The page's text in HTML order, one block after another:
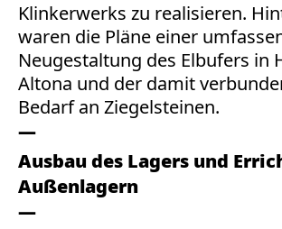
Klinkerwerks zu realisieren.
waren die Pläne einer
Neugestaltung des Elbufers in
Altona und der damit
Bedarf an Ziegelsteinen.
Ausbau des Lagers und
Außenlagern